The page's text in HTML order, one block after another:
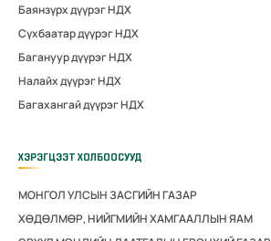
Баянзүрх дүүрэг НДХ
Сүхбаатар дүүрэг НДХ
Багануур дүүрэг НДХ
Налайх дүүрэг НДХ
Багахангай дүүрэг НДХ
ХЭРЭГЦЭЭТ ХОЛБООСУУД
МОНГОЛ УЛСЫН ЗАСГИЙН ГАЗАР
ХӨДӨЛМӨР, НИЙГМИЙН ХАМГААЛЛЫН ЯАМ